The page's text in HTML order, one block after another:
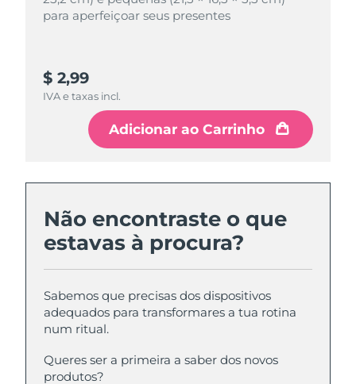
para aperfeiçoar seus presentes
$ 2,99
IVA e taxas incl.
Adicionar ao Carrinho
para aperfeiçoar seus presentes
$ 4,99
IVA e taxas incl.
Adicionar ao Carrinho
Não encontraste o que
estavas à procura?
Sabemos que precisas dos dispositivos
adequados para transformares a tua rotina
num ritual.
Queres ser a primeira a saber dos novos
produtos?